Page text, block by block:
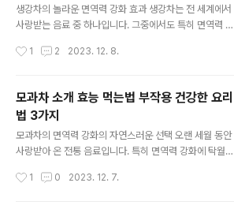
모링가잎차는 대부분의 사람들에게 안전하지만, 일부에서
는 소화 불량이나 알레르기 반응과 같은 부작용이 나타날
와 상담 후 섭취하는 것이 좋습니다. 모링가잎차를 추천하
생강차의 놀라운 면역력 강화 효과 생강차는 전 세계에서
사랑받는 음료 중 하나입니다. 그중에서도 특히 면역력 강
요 성분인 진저롤과 쇼가올은 면역 체계를 활성화시키고,
감기나 독감과 같은 계절성 질병을 예방하는 데 효과적입
니다. 이러한 면역력 강화 효과는 생강이 가진 자연 항염증
및 항산화 성질 덕분입니다. 이 성분들은 우리 몸의 면역 반
응을 촉진하고, 병원균으로부터 몸을 보호하는 데 중요한
역할을 합니다. 생강차는 특히 겨울철에 감기와 독감의 위
차의 힘 전문의들은 감기 예방을 위해 생강차를 추천합니
1 2 2023. 12. 8.
모과차 소개 효능 먹는법 부작용 건강한 요리
법 3가지
모과차의 면역력 강화의 자연스러운 선택 오랜 세월 동안
사랑받아 온 전통 음료입니다. 특히 면역력 강화에 탁월한
움이 됩니다. 모과차의 비타민 C 함량은 감귤류보다 높으
1 0 2023. 12. 7.